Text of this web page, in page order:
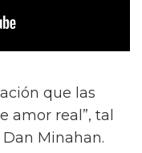
que las
amor real”, tal
Minahan.